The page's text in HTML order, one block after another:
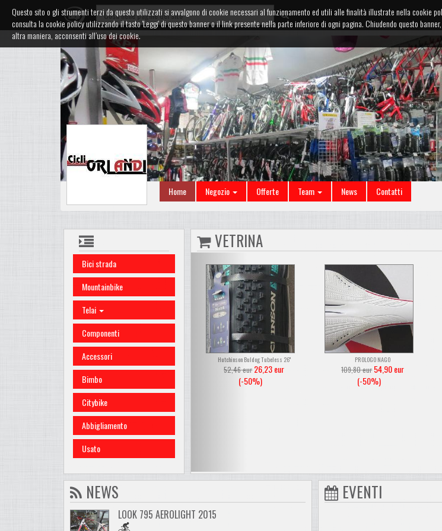
Home Negozio Offerte Team News Contatti
Bici strada
Mountainbike
Telai
Componenti
Accessori
Bimbo
Citybike
Abbigliamento
Usato
VETRINA
Hutchinson Buldog Tubeless 26''
52,46eur 26,23eur
(-50%)
PROLOGO NAGO
109,80eur 54,90eur
(-50%)
NEWS
LOOK 795 AEROLIGHT 2015
EVENTI
Questo sito o gli strumenti terzi da questo utilizzati si avvalgono di cookie necessari al funzionamento ed utili alle finalità illustrate nella cookie
consulta la cookie policy utilizzando il tasto 'Leggi' di questo banner o il link presente nella parte inferiore di ogni pagina. Chiudendo questo
altra maniera, acconsenti all’uso dei cookie.